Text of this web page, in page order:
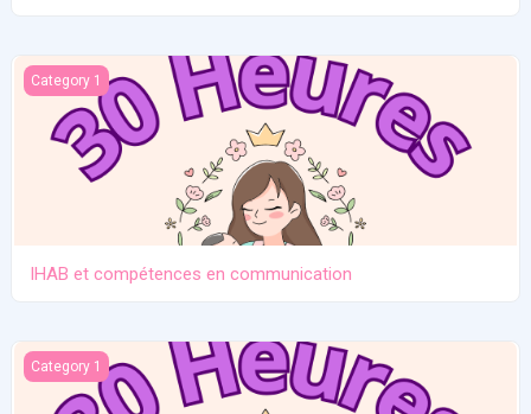
IHAB et compétences en communication
Category 1
IHAB et compétences en communication
Contraception. Allaitement en situation de crise
Category 1